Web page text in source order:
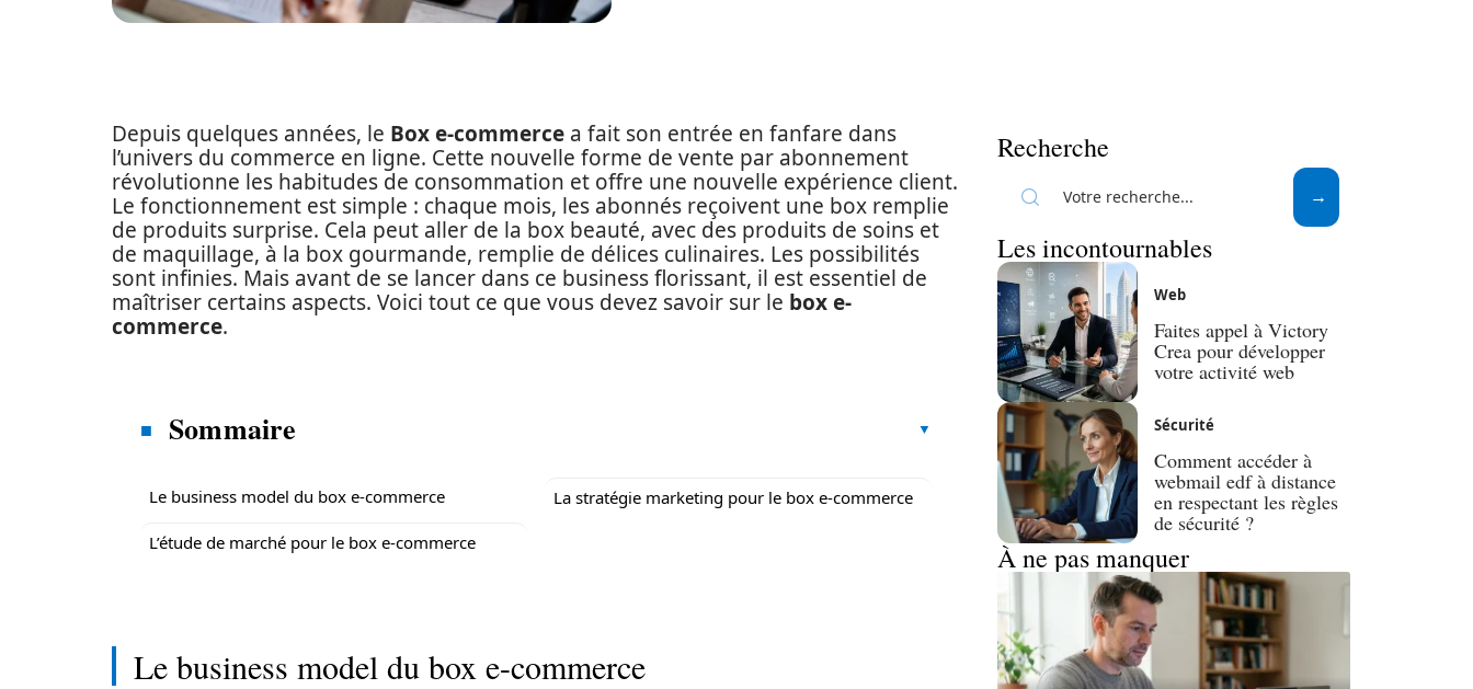
Depuis quelques années, le Box e-commerce a fait son entrée en fanfare dans
l’univers du commerce en ligne. Cette nouvelle forme de vente par abonnement
révolutionne les habitudes de consommation et offre une nouvelle expérience client.
Le fonctionnement est simple : chaque mois, les abonnés reçoivent une box remplie
de produits surprise. Cela peut aller de la box beauté, avec des produits de soins et
de maquillage, à la box gourmande, remplie de délices culinaires. Les possibilités
sont infinies. Mais avant de se lancer dans ce business florissant, il est essentiel de
maîtriser certains aspects. Voici tout ce que vous devez savoir sur le box e-
commerce.
Sommaire
Le business model du box e-commerce
L’étude de marché pour le box e-commerce
La stratégie marketing pour le box e-commerce
Le business model du box e-commerce
Recherche
Les incontournables
Web
Faites appel à Victory
Crea pour développer
votre activité web
Sécurité
Comment accéder à
webmail edf à distance
en respectant les règles
de sécurité ?
À ne pas manquer